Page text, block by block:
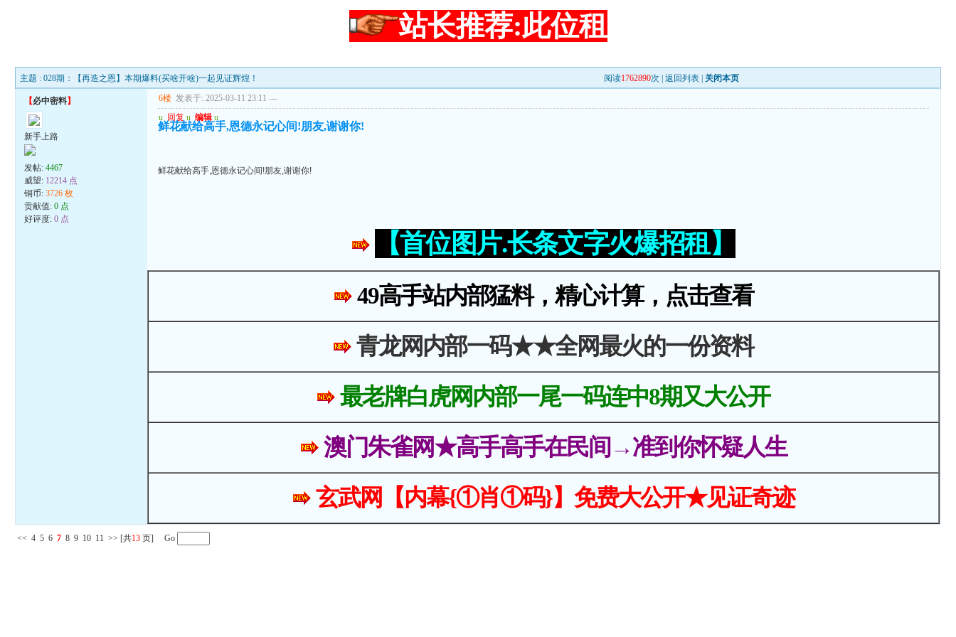
站长推荐:此位租
主题 : 028期：【再造之恩】本期爆料(买啥开啥)一起见证辉煌！ 阅读1762890次 |返回列表 关闭本页
【必中密料】
新手上路
发帖:4467
威望: 12214 点
铜币:3726 枚
贡献值:0 点
好评度:0 点
6楼 发表于: 2025-03-11 23:11 ---
u 回复 u 编辑 u
鲜花献给高手,恩德永记心间!朋友,谢谢你!
鲜花献给高手,恩德永记心间!朋友,谢谢你!
【首位图片.长条文字火爆招租】
49高手站内部猛料，精心计算，点击查看
青龙网内部一码★★全网最火的一份资料
最老牌白虎网内部一尾一码连中8期又大公开
澳门朱雀网★高手高手在民间→准到你怀疑人生
玄武网【内幕{①肖①码}】免费大公开★见证奇迹
<< 4 5 6 7 8 9 10 11 >> [共13 页] Go